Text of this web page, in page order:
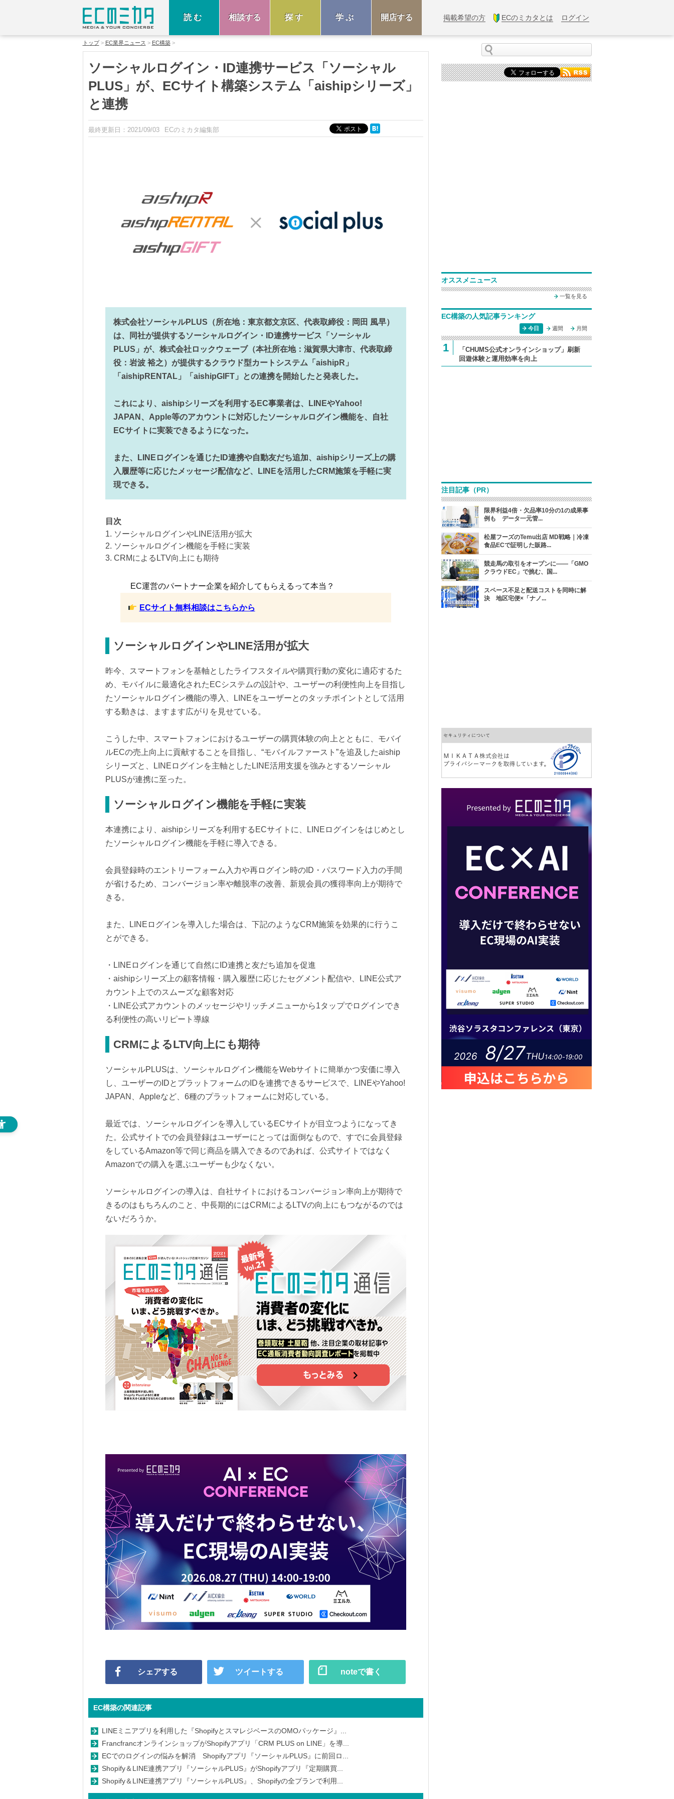
読む 相談する 探す 学ぶ 開店する 掲載希望の方 ECのミカタとは ログイン
トップ EC業界ニュース EC構築
ソーシャルログイン・ID連携サービス「ソーシャル
PLUS」が、ECサイト構築システム「aishipシリーズ」
と連携
最終更新日： 2021/09/03 ECのミカタ編集部
株式会社ソーシャルPLUS（所在地：東京都文京区、代表取締役：岡田 風早）
は、同社が提供するソーシャルログイン・ID連携サービス「ソーシャル
PLUS」が、株式会社ロックウェーブ（本社所在地：滋賀県大津市、代表取締
役：岩波 裕之）が提供するクラウド型カートシステム「aishipR」
「aishipRENTAL」「aishipGIFT」との連携を開始したと発表した。
これにより、aishipシリーズを利用するEC事業者は、LINEやYahoo!
JAPAN、Apple等のアカウントに対応したソーシャルログイン機能を、自社
ECサイトに実装できるようになった。
また、LINEログインを通じたID連携や自動友だち追加、aishipシリーズ上の購
入履歴等に応じたメッセージ配信など、LINEを活用したCRM施策を手軽に実
現できる。
目次
1. ソーシャルログインやLINE活用が拡大
2. ソーシャルログイン機能を手軽に実装
3. CRMによるLTV向上にも期待
EC運営のパートナー企業を紹介してもらえるって本当？
ECサイト無料相談はこちらから
ソーシャルログインやLINE活用が拡大
昨今、スマートフォンを基軸としたライフスタイルや購買行動の変化に適応するた
め、モバイルに最適化されたECシステムの設計や、ユーザーの利便性向上を目指し
たソーシャルログイン機能の導入、LINEをユーザーとのタッチポイントとして活用
する動きは、ますます広がりを見せている。
こうした中、スマートフォンにおけるユーザーの購買体験の向上とともに、モバイ
ルECの売上向上に貢献することを目指し、“モバイルファースト”を追及したaiship
シリーズと、LINEログインを主軸としたLINE活用支援を強みとするソーシャル
PLUSが連携に至った。
ソーシャルログイン機能を手軽に実装
本連携により、aishipシリーズを利用するECサイトに、LINEログインをはじめとし
たソーシャルログイン機能を手軽に導入できる。
会員登録時のエントリーフォーム入力や再ログイン時のID・パスワード入力の手間
が省けるため、コンバージョン率や離脱率の改善、新規会員の獲得率向上が期待で
きる。
また、LINEログインを導入した場合は、下記のようなCRM施策を効果的に行うこ
とができる。
・LINEログインを通じて自然にID連携と友だち追加を促進
・aishipシリーズ上の顧客情報・購入履歴に応じたセグメント配信や、LINE公式ア
カウント上でのスムーズな顧客対応
・LINE公式アカウントのメッセージやリッチメニューから1タップでログインでき
る利便性の高いリピート導線
CRMによるLTV向上にも期待
ソーシャルPLUSは、ソーシャルログイン機能をWebサイトに簡単かつ安価に導入
し、ユーザーのIDとプラットフォームのIDを連携できるサービスで、LINEやYahoo!
JAPAN、Appleなど、6種のプラットフォームに対応している。
最近では、ソーシャルログインを導入しているECサイトが目立つようになってき
た。公式サイトでの会員登録はユーザーにとっては面倒なもので、すでに会員登録
をしているAmazon等で同じ商品を購入できるのであれば、公式サイトではなく
Amazonでの購入を選ぶユーザーも少なくない。
ソーシャルログインの導入は、自社サイトにおけるコンバージョン率向上が期待で
きるのはもちろんのこと、中長期的にはCRMによるLTVの向上にもつながるのでは
ないだろうか。
シェアする ツイートする noteで書く
EC構築の関連記事
LINEミニアプリを利用した『ShopifyとスマレジベースのOMOパッケージ』...
FrancfrancオンラインショップがShopifyアプリ「CRM PLUS on LINE」を導...
ECでのログインの悩みを解消 Shopifyアプリ『ソーシャルPLUS』に前回ロ...
Shopify＆LINE連携アプリ『ソーシャルPLUS』がShopifyアプリ『定期購買...
Shopify＆LINE連携アプリ『ソーシャルPLUS』、Shopifyの全プランで利用...
オススメニュース
一覧を見る
EC構築の人気記事ランキング
今日 週間 月間
1
「CHUMS公式オンラインショップ」刷新
回遊体験と運用効率を向上
注目記事（PR）
限界利益4倍・欠品率10分の1の成果事
例も データ一元管...
松屋フーズのTemu出店 MD戦略｜冷凍
食品ECで証明した販路...
競走馬の取引をオープンに――「GMO
クラウドEC」で挑む、国...
スペース不足と配送コストを同時に解
決 地区宅便×「ナノ...